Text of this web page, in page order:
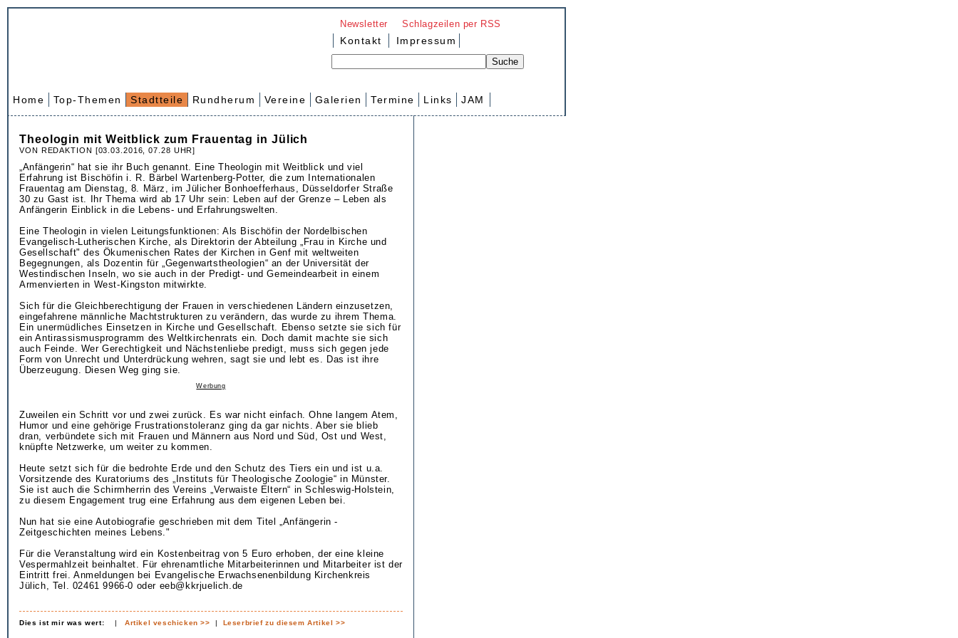
Newsletter Schlagzeilen per RSS
Kontakt Impressum
Home Top-Themen Stadtteile Rundherum Vereine Galerien Termine Links JAM
Theologin mit Weitblick zum Frauentag in Jülich
VON REDAKTION [03.03.2016, 07.28 UHR]
„Anfängerin“ hat sie ihr Buch genannt. Eine Theologin mit Weitblick und viel
Erfahrung ist Bischöfin i. R. Bärbel Wartenberg-Potter, die zum Internationalen
Frauentag am Dienstag, 8. März, im Jülicher Bonhoefferhaus, Düsseldorfer Straße
30 zu Gast ist. Ihr Thema wird ab 17 Uhr sein: Leben auf der Grenze – Leben als
Anfängerin Einblick in die Lebens- und Erfahrungswelten.
Eine Theologin in vielen Leitungsfunktionen: Als Bischöfin der Nordelbischen
Evangelisch-Lutherischen Kirche, als Direktorin der Abteilung „Frau in Kirche und
Gesellschaft" des Ökumenischen Rates der Kirchen in Genf mit weltweiten
Begegnungen, als Dozentin für „Gegenwartstheologien“ an der Universität der
Westindischen Inseln, wo sie auch in der Predigt- und Gemeindearbeit in einem
Armenvierten in West-Kingston mitwirkte.
Sich für die Gleichberechtigung der Frauen in verschiedenen Ländern einzusetzen,
eingefahrene männliche Machtstrukturen zu verändern, das wurde zu ihrem Thema.
Ein unermüdliches Einsetzen in Kirche und Gesellschaft. Ebenso setzte sie sich für
ein Antirassismusprogramm des Weltkirchenrats ein. Doch damit machte sie sich
auch Feinde. Wer Gerechtigkeit und Nächstenliebe predigt, muss sich gegen jede
Form von Unrecht und Unterdrückung wehren, sagt sie und lebt es. Das ist ihre
Überzeugung. Diesen Weg ging sie.
Werbung
Zuweilen ein Schritt vor und zwei zurück. Es war nicht einfach. Ohne langem Atem,
Humor und eine gehörige Frustrationstoleranz ging da gar nichts. Aber sie blieb
dran, verbündete sich mit Frauen und Männern aus Nord und Süd, Ost und West,
knüpfte Netzwerke, um weiter zu kommen.
Heute setzt sich für die bedrohte Erde und den Schutz des Tiers ein und ist u.a.
Vorsitzende des Kuratoriums des „Instituts für Theologische Zoologie“ in Münster.
Sie ist auch die Schirmherrin des Vereins „Verwaiste Eltern“ in Schleswig-Holstein,
zu diesem Engagement trug eine Erfahrung aus dem eigenen Leben bei.
Nun hat sie eine Autobiografie geschrieben mit dem Titel „Anfängerin -
Zeitgeschichten meines Lebens."
Für die Veranstaltung wird ein Kostenbeitrag von 5 Euro erhoben, der eine kleine
Vespermahlzeit beinhaltet. Für ehrenamtliche Mitarbeiterinnen und Mitarbeiter ist der
Eintritt frei. Anmeldungen bei Evangelische Erwachsenenbildung Kirchenkreis
Jülich, Tel. 02461 9966-0 oder eeb@kkrjuelich.de
Dies ist mir was wert: |Artikel veschicken >> | Leserbrief zu diesem Artikel >>